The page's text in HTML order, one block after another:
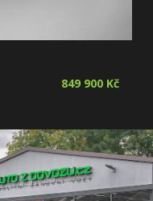
849 900 Kč